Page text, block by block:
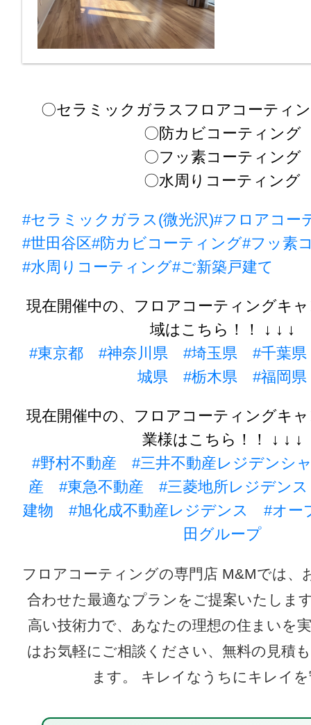
〇セラミックガラスフロアコーティ
〇防カビコーティング
〇フッ素コーティング
〇水周りコーティング
#セラミックガラス(微光沢)#フロアコー
#世田谷区#防カビコーティング#フッ素
#水周りコーティング#ご新築戸建て
現在開催中の、フロアコーティングキ
域はこちら！！ ↓ ↓ ↓
#東京都
#神奈川県 #埼玉県
#千葉県
城県
#栃木県 #福岡県
現在開催中の、フロアコーティングキ
業様はこちら！！ ↓ ↓ ↓
#野村不動産
#三井不動産レジデンシ
産
#東急不動産
#三菱地所レジデンス
建物
#旭化成不動産レジデンス
#オー
田グループ
フロアコーティングの専門店 M&Mでは、
合わせた最適なプランをご提案いたしま
高い技術力で、あなたの理想の住まいを
はお気軽にご相談ください、無料の見積
ます。 キレイなうちにキレイ